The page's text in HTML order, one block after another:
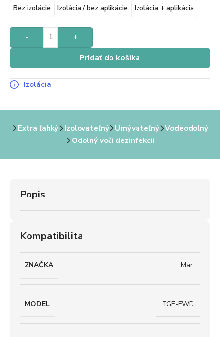
Bez izolácie Izolácia / bez aplikácie Izolácia + aplikácia
- +
Pridať do košíka
Izolácia
Extra ľahký Izolovateľný Umývateľný
Vodeodolný
Odolný voči dezinfekcii
Popis
Kompatibilita
ZNAČKA Man
MODEL TGE-FWD